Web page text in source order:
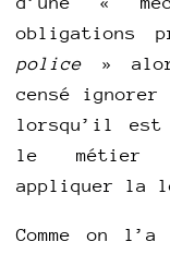
obligations
police »
censé
lorsqu’il est
le métier
appliquer la
Comme on